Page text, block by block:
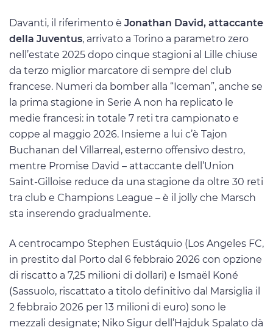
Davanti, il riferimento è Jonathan David, attaccante
della Juventus, arrivato a Torino a parametro zero
nell’estate 2025 dopo cinque stagioni al Lille chiuse
da terzo miglior marcatore di sempre del club
francese. Numeri da bomber alla “Iceman”, anche se
la prima stagione in Serie A non ha replicato le
medie francesi: in totale 7 reti tra campionato e
coppe al maggio 2026. Insieme a lui c’è Tajon
Buchanan del Villarreal, esterno offensivo destro,
mentre Promise David – attaccante dell’Union
Saint-Gilloise reduce da una stagione da oltre 30 reti
tra club e Champions League – è il jolly che Marsch
sta inserendo gradualmente.
A centrocampo Stephen Eustáquio (Los Angeles FC,
in prestito dal Porto dal 6 febbraio 2026 con opzione
di riscatto a 7,25 milioni di dollari) e Ismaël Koné
(Sassuolo, riscattato a titolo definitivo dal Marsiglia il
2 febbraio 2026 per 13 milioni di euro) sono le
mezzali designate; Niko Sigur dell’Hajduk Spalato dà